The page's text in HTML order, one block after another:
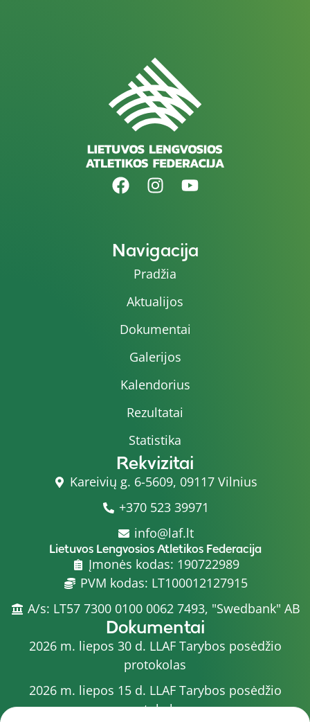
Navigacija
Pradžia
Aktualijos
Dokumentai
Galerijos
Kalendorius
Rezultatai
Statistika
Rekvizitai
Kareivių g. 6-5609, 09117 Vilnius
+370 523 39971
info@laf.lt
Lietuvos Lengvosios Atletikos Federacija
Įmonės kodas: 190722989
PVM kodas: LT100012127915
A/s: LT57 7300 0100 0062 7493, "Swedbank" AB
Dokumentai
2026 m. liepos 30 d. LLAF Tarybos posėdžio
protokolas
2026 m. liepos 15 d. LLAF Tarybos posėdžio
protokolas